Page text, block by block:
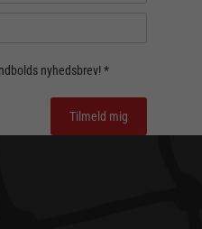
nyhedsbrev! *